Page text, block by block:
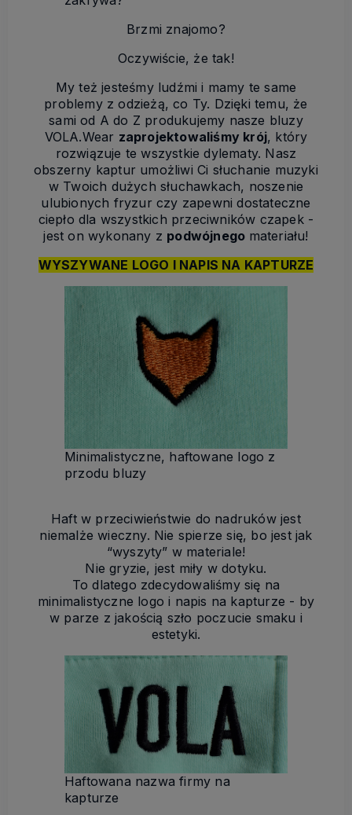
Brzmi znajomo?
Oczywiście, że tak!
My też jesteśmy ludźmi i mamy te same
problemy z odzieżą, co Ty. Dzięki temu, że
sami od A do Z produkujemy nasze bluzy
VOLA.Wear zaprojektowaliśmy krój, który
rozwiązuje te wszystkie dylematy. Nasz
obszerny kaptur umożliwi Ci słuchanie muzyki
w Twoich dużych słuchawkach, noszenie
ulubionych fryzur czy zapewni dostateczne
ciepło dla wszystkich przeciwników czapek -
jest on wykonany z podwójnego materiału!
WYSZYWANE LOGO I NAPIS NA KAPTURZE
Minimalistyczne, haftowane logo z
przodu bluzy
Haft w przeciwieństwie do nadruków jest
niemalże wieczny. Nie spierze się, bo jest jak
“wyszyty” w materiale!
Nie gryzie, jest miły w dotyku.
To dlatego zdecydowaliśmy się na
minimalistyczne logo i napis na kapturze - by
w parze z jakością szło poczucie smaku i
estetyki.
Haftowana nazwa firmy na
kapturze